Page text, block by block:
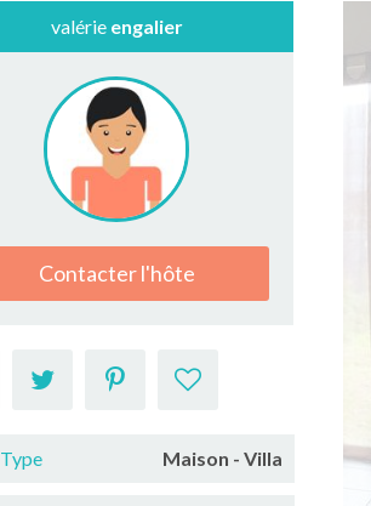
valérie engalier
Contacter l'hôte
Type Maison - Villa